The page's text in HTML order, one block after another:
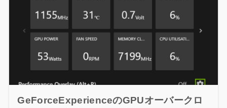
GeForceExperienceのGPUオーバークロ